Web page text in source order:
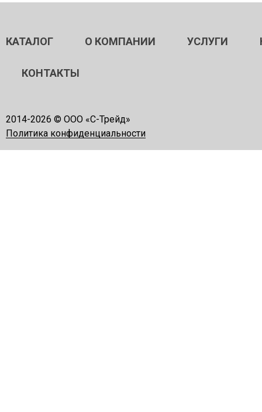
КАТАЛОГ О КОМПАНИИ УСЛУГИ
КОНТАКТЫ
2014-2026 © ООО «С-Трейд»
Политика конфиденциальности